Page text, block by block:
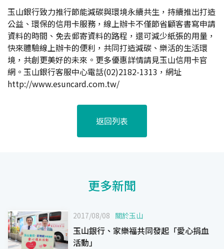
玉山銀行致力推行節能減碳與環境永續共生，持續推出打造
公益、環保的信用卡服務，線上辦卡不僅節省顧客書寫申請
資料的時間、免去郵寄資料的路程，還可減少紙張的用量，
快來體驗線上辦卡的便利，共同打造減碳、樂活的生活環
境，共創更美好的未來。更多優惠詳情請見玉山信用卡官
網。玉山銀行客服中心電話(02)2182-1313，網址
http://www.esuncard.com.tw/
返回列表
更多新聞
2017/08/08 關於玉山
玉山銀行、家樂福共同發起「愛心捐血
活動」